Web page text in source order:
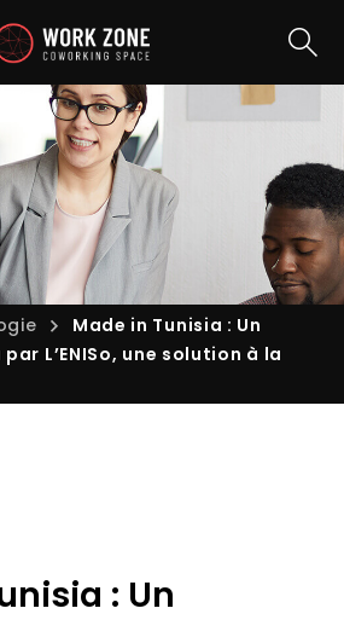
Made in Tunisia : Un
L’ENISo, une solution à la
: Un